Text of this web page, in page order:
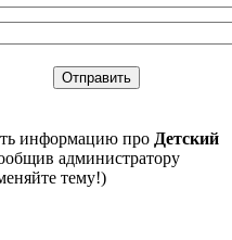
информацию про Детский
администратору
тему!)